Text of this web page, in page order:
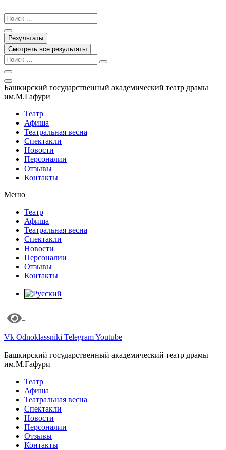
к
содержимому
Search
...
Результаты
Смотреть все результаты
Башкирский государственный академический театр драмы
им.М.Гафури
Театр
Афиша
Театральная весна
Спектакли
Новости
Персоналии
Отзывы
Контакты
Меню
Театр
Афиша
Театральная весна
Спектакли
Новости
Персоналии
Отзывы
Контакты
Vk Odnoklassniki TelegramYoutube
Башкирский государственный академический театр драмы
им.М.Гафури
Театр
Афиша
Театральная весна
Спектакли
Новости
Персоналии
Отзывы
Контакты